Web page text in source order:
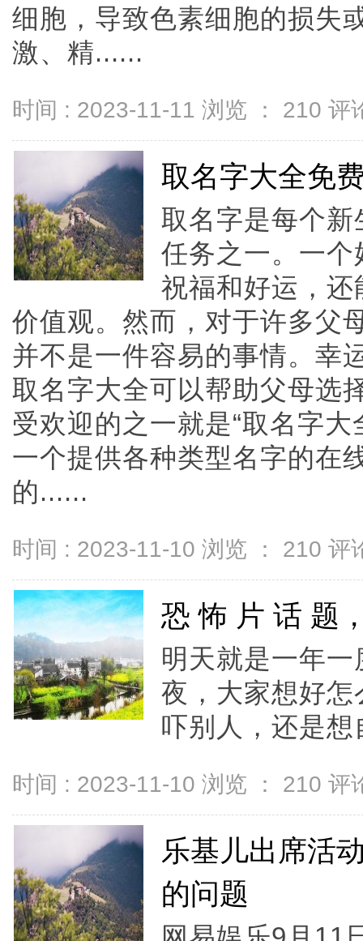
细胞，导致色素细胞的损失
激、精......
时间 : 2023-11-11 浏览 ： 210 评
取名字大全免
取名字是每个
任务之一。一
祝福和好运，
价值观。然而，对于许多父
并不是一件容易的事情。幸
取名字大全可以帮助父母选
受欢迎的之一就是“取名字
一个提供各种类型名字的在
的......
时间 : 2023-11-10 浏览 ： 210 评
恐 怖 片 话 题
明天就是一年
夜，大家想好
吓别人，还是
时间 : 2023-11-10 浏览 ： 210 评
乐基儿出席活
的问题